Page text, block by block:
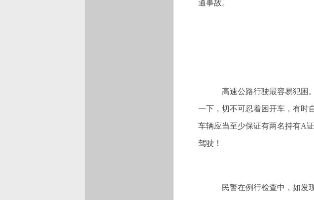
通事故。
高速公路行驶最容易犯困
一下，切不可忍着困开车，有时
车辆应当至少保证有两名持有A
驾驶！
民警在例行检查中，如发